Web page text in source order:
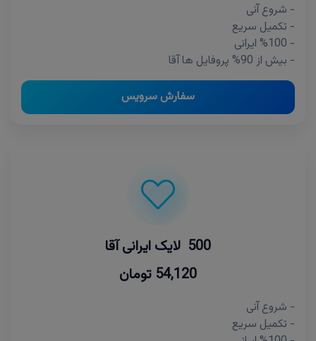
- شروع آنی
- تکمیل سریع
- %100 ایرانی
- بیش از 90% پروفایل ها آقا
سفارش سرویس
500 لایک ایرانی آقا
54,120 تومان
- شروع آنی
- تکمیل سریع